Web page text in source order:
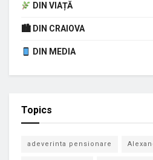
DIN VIAȚĂ
🏙 DIN CRAIOVA
DIN MEDIA
Topics
adeverinta pensionare